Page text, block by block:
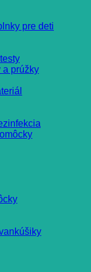
pre deti
a prúžky